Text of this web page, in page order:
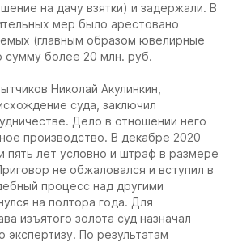
на дачу взятки) и задержали. В
мер было арестовано
(главным образом ювелирные
более 20 млн. руб.
Николай Акулинкин,
суда, заключил
Дело в отношении него
производство. В декабре 2020
пять лет условно и штраф в размере
не обжаловался и вступил в
процесс над другими
на полтора года. Для
изъятого золота суд назначал
экспертизу. По результатам